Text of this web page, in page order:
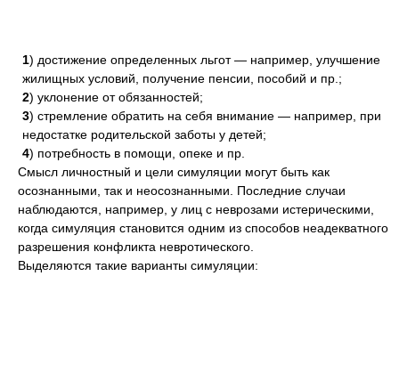
1) достижение определенных льгот — например, улучшение
жилищных условий, получение пенсии, пособий и пр.;
2) уклонение от обязанностей;
3) стремление обратить на себя внимание — например, при
недостатке родительской заботы у детей;
4) потребность в помощи, опеке и пр.
Смысл личностный и цели симуляции могут быть как
осознанными, так и неосознанными. Последние случаи
наблюдаются, например, у лиц с неврозами истерическими,
когда симуляция становится одним из способов неадекватного
разрешения конфликта невротического.
Выделяются такие варианты симуляции: